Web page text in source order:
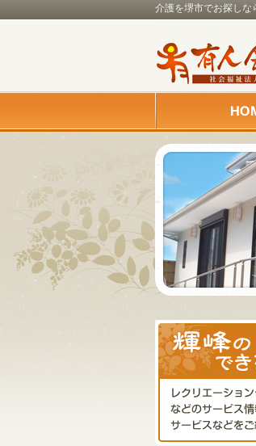
介護を堺市でお探しな